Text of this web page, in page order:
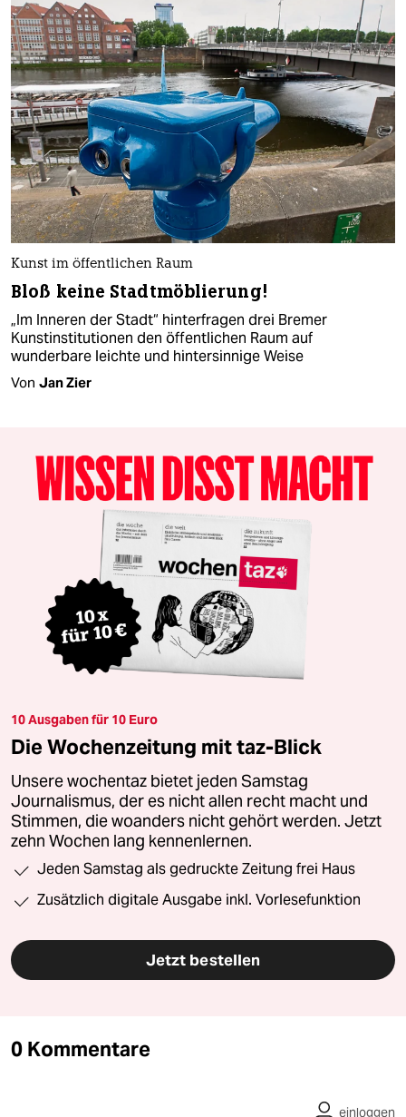
Kunst im öffentlichen Raum
Bloß keine Stadtmöblierung!
„Im Inneren der Stadt“ hinterfragen drei Bremer
Kunstinstitutionen den öffentlichen Raum auf
wunderbare leichte und hintersinnige Weise
Von Jan Zier
10 Ausgaben für 10 Euro
Die Wochenzeitung mit taz-Blick
Unsere wochentaz bietet jeden Samstag
Journalismus, der es nicht allen recht macht und
Stimmen, die woanders nicht gehört werden. Jetzt
zehn Wochen lang kennenlernen.
Jeden Samstag als gedruckte Zeitung frei Haus
Zusätzlich digitale Ausgabe inkl. Vorlesefunktion
Jetzt bestellen
0 Kommentare
einloggen